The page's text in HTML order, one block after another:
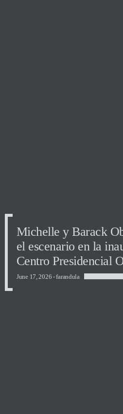
Michelle y Barack
el escenario en la
Centro Presidencial
June 17, 2026 -farandula